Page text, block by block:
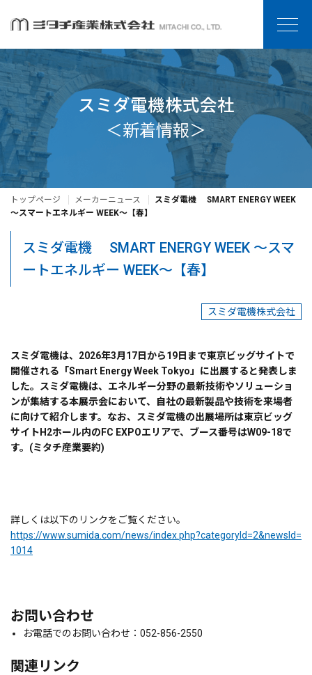
スミダ電機株式会社
＜新着情報＞
トップページ メーカーニュース
スミダ電機 SMART ENERGY WEEK
～スマートエネルギー WEEK～【春】
スミダ電機 SMART ENERGY WEEK ～スマ
ートエネルギー WEEK～【春】
スミダ電機株式会社
スミダ電機は、2026年3月17日から19日まで東京ビッグサイトで
開催される「Smart Energy Week Tokyo」に出展すると発表しま
した。スミダ電機は、エネルギー分野の最新技術やソリューショ
ンが集結する本展示会において、自社の最新製品や技術を来場者
に向けて紹介します。なお、スミダ電機の出展場所は東京ビッグ
サイトH2ホール内のFC EXPOエリアで、ブース番号はW09-18で
す。(ミタチ産業要約)
詳しくは以下のリンクをご覧ください。
https://www.sumida.com/news/index.php?categoryId=2&newsId=
1014
お問い合わせ
お電話でのお問い合わせ：052-856-2550
関連リンク